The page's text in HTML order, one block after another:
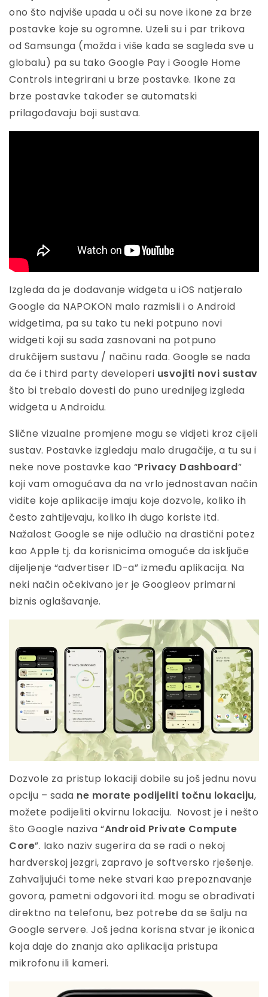
ono što najviše upada u oči su nove ikone za brze
postavke koje su ogromne. Uzeli su i par trikova
od Samsunga (možda i više kada se sagleda sve u
globalu) pa su tako Google Pay i Google Home
Controls integrirani u brze postavke. Ikone za
brze postavke također se automatski
prilagođavaju boji sustava.
Izgleda da je dodavanje widgeta u iOS natjeralo
Google da NAPOKON malo razmisli i o Android
widgetima, pa su tako tu neki potpuno novi
widgeti koji su sada zasnovani na potpuno
drukčijem sustavu / načinu rada. Google se nada
da će i third party developeri usvojiti novi sustav
što bi trebalo dovesti do puno urednijeg izgleda
widgeta u Androidu.
Slične vizualne promjene mogu se vidjeti kroz cijeli
sustav. Postavke izgledaju malo drugačije, a tu su i
neke nove postavke kao “Privacy Dashboard”
koji vam omogućava da na vrlo jednostavan način
vidite koje aplikacije imaju koje dozvole, koliko ih
često zahtijevaju, koliko ih dugo koriste itd.
Nažalost Google se nije odlučio na drastični potez
kao Apple tj. da korisnicima omoguće da isključe
dijeljenje “advertiser ID-a” između aplikacija. Na
neki način očekivano jer je Googleov primarni
biznis oglašavanje.
Dozvole za pristup lokaciji dobile su još jednu novu
opciju – sada ne morate podijeliti točnu lokaciju,
možete podijeliti okvirnu lokaciju. Novost je i nešto
što Google naziva “Android Private Compute
Core”. Iako naziv sugerira da se radi o nekoj
hardverskoj jezgri, zapravo je softversko rješenje.
Zahvaljujući tome neke stvari kao prepoznavanje
govora, pametni odgovori itd. mogu se obrađivati
direktno na telefonu, bez potrebe da se šalju na
Google servere. Još jedna korisna stvar je ikonica
koja daje do znanja ako aplikacija pristupa
mikrofonu ili kameri.